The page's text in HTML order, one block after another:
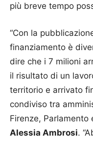
più breve tempo
“Con la
finanziamento è
dire che i 7 milioni
il risultato di un
territorio e arrivato
condiviso tra
Firenze, Parlamento
Alessia Ambrosi.